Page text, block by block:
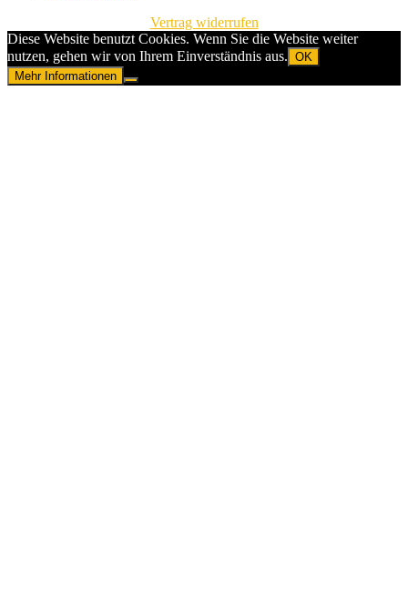
Vertrag widerrufen
Diese Website benutzt Cookies. Wenn Sie die Website weiter
nutzen, gehen wir von Ihrem Einverständnis aus. OK
Mehr Informationen